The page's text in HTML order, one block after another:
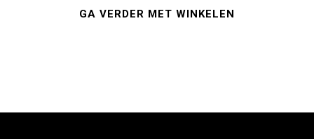
GA VERDER MET WINKELEN